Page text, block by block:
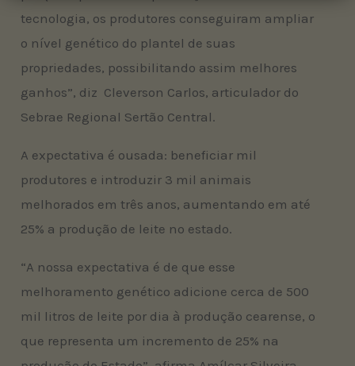
tecnologia, os produtores conseguiram ampliar
o nível genético do plantel de suas
propriedades, possibilitando assim melhores
ganhos”, diz Cleverson Carlos, articulador do
Sebrae Regional Sertão Central.
A expectativa é ousada: beneficiar mil
produtores e introduzir 3 mil animais
melhorados em três anos, aumentando em até
25% a produção de leite no estado.
“A nossa expectativa é de que esse
melhoramento genético adicione cerca de 500
mil litros de leite por dia à produção cearense, o
que representa um incremento de 25% na